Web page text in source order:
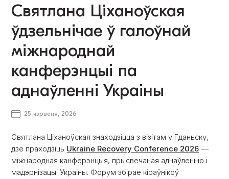
Святлана Ціханоўская
ўдзельнічае ў галоўнай
міжнароднай
канферэнцыі па
аднаўленні Украіны
25 чэрвеня, 2026
Святлана Ціханоўская знаходзіцца з візітам у Гданьску,
дзе праходзіць Ukraine Recovery Conference 2026 —
міжнародная канферэнцыя, прысвечаная аднаўленню і
мадэрнізацыі Украіны. Форум збірае кіраўнікоў